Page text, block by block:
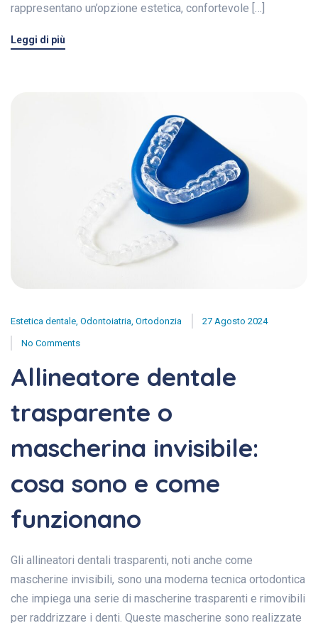
rappresentano un’opzione estetica, confortevole […]
Leggi di più
Estetica dentale, Odontoiatria, Ortodonzia 27 Agosto 2024
No Comments
Allineatore dentale
trasparente o
mascherina invisibile:
cosa sono e come
funzionano
Gli allineatori dentali trasparenti, noti anche come
mascherine invisibili, sono una moderna tecnica ortodontica
che impiega una serie di mascherine trasparenti e rimovibili
per raddrizzare i denti. Queste mascherine sono realizzate